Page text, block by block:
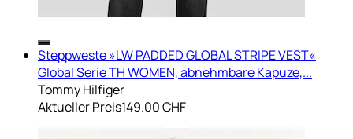
Steppweste »LW PADDED GLOBAL STRIPE VEST«
Global Serie TH WOMEN, abnehmbare Kapuze,...
Tommy Hilfiger
Aktueller Preis149.00 CHF